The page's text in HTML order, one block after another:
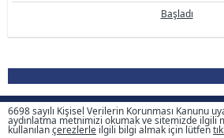
Ülke, Sezon, Lig
Başladı
6698 sayılı Kişisel Verilerin Korunması Kanunu
aydınlatma metnimizi okumak ve sitemizde ilgili
kullanılançerezlerle ilgili bilgi almak için lütfen